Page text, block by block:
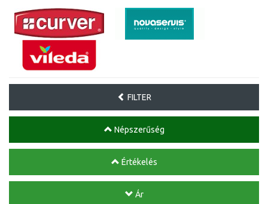
FILTER
Népszerűség
Értékelés
Ár